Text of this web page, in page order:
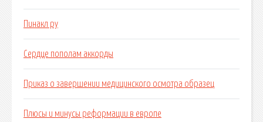
Пинакл ру
Сердце пополам аккорды
Приказ о завершении медицинского осмотра образец
Плюсы и минусы реформации в европе